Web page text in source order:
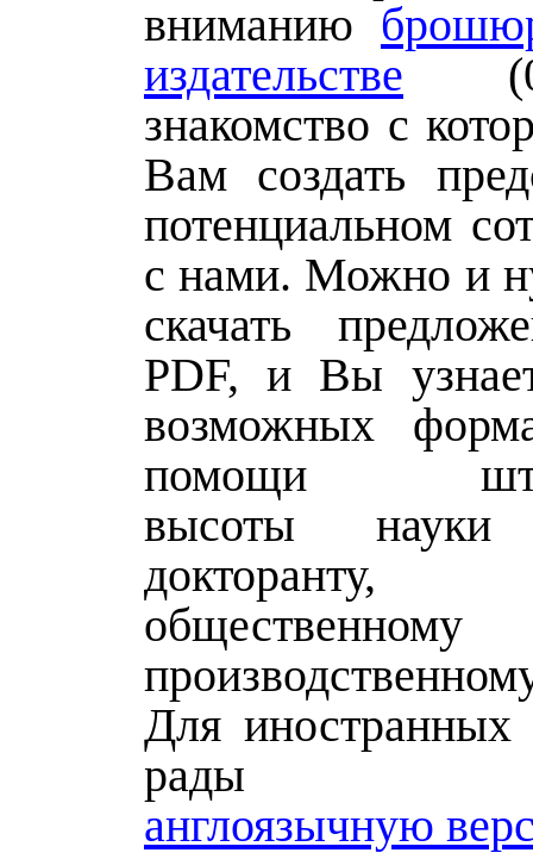
вниманию
издательстве
знакомство с
Вам создать
потенциальном
с нами. Можно и
скачать
PDF, и Вы
возможных
помощи
высоты науки
Для иностранных
рады
англоязычную